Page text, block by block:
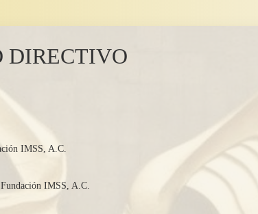
DIRECTIVO
IMSS, A.C.
IMSS, A.C.